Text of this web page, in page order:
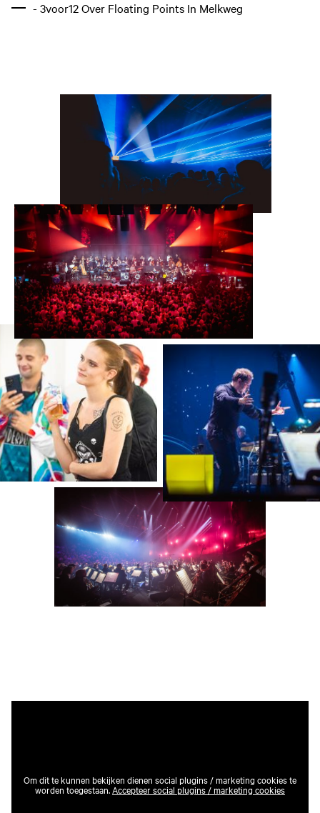
- 3voor12 Over Floating Points In Melkweg
Om dit te kunnen bekijken dienen social plugins / marketing cookies te
worden toegestaan.Accepteer social plugins / marketing cookies